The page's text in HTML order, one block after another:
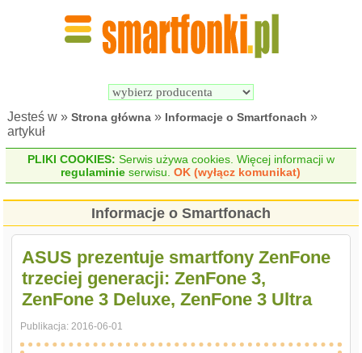
Jesteś w »Strona główna » Informacje o Smartfonach »
artykuł
PLIKI COOKIES: Serwis używa cookies. Więcej informacji w
regulaminie serwisu.OK (wyłącz komunikat)
Informacje o Smartfonach
ASUS prezentuje smartfony ZenFone
trzeciej generacji: ZenFone 3,
ZenFone 3 Deluxe, ZenFone 3 Ultra
Publikacja:2016-06-01